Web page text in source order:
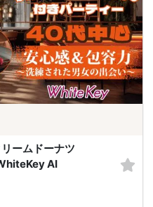
ームドーナツ
AI